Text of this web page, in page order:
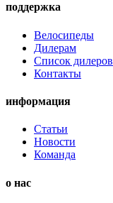
поддержка
Велосипеды
Дилерам
Список дилеров
Контакты
информация
Статьи
Новости
Команда
о нас